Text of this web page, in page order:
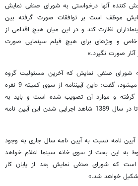
کننده آن​ها درخواستی به شورای صنفی نمایش
موظف است بر توافقات صورت گرفته بین
نظارت کند و در این میان هیچ اقدامی از
و ویژه​ای برای هیچ فیلم سینمایی صورت
صورت نگیرد.»
شورای صنفی نمایش که آخرین مسئولیت گروه
فعلی حاضر در شورا محسوب می​شود، گفت: «این آیین​نامه از سوی کمیته 9 نفره
گرفته و موارد آن تصویب شده است و باید به
امضای نمایندگان صنوف برسد تا در سال 1389 شاهد اجرایی شدن این آیین نامه
آیین نامه نسبت به آیین نامه سال جاری به وجود
به این بحث از سوی خانه سینما اعلام خواهد
که شورای صنفی نمایش بعد از پایان کار